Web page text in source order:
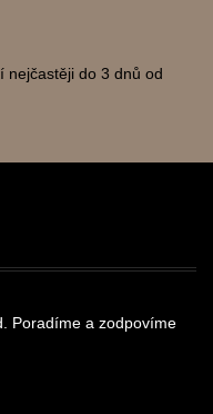
nejčastěji do 3 dnů od
Poradíme a zodpovíme